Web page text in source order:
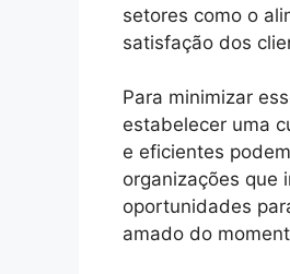
setores como o
satisfação dos
Para minimizar
estabelecer uma
e eficientes
organizações que
oportunidades
amado do